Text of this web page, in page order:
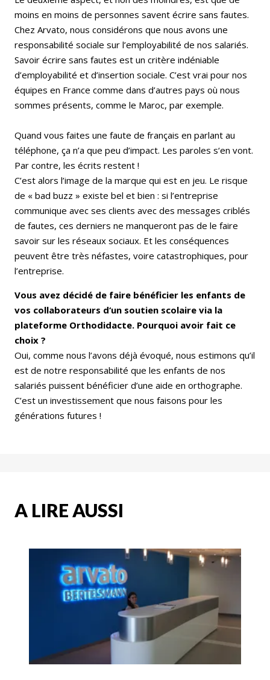
moins en moins de personnes savent écrire sans fautes.
Chez Arvato, nous considérons que nous avons une
responsabilité sociale sur l’employabilité de nos salariés.
Savoir écrire sans fautes est un critère indéniable
d’employabilité et d’insertion sociale. C’est vrai pour nos
équipes en France comme dans d’autres pays où nous
sommes présents, comme le Maroc, par exemple.
Quand vous faites une faute de français en parlant au
téléphone, ça n’a que peu d’impact. Les paroles s‘en vont.
Par contre, les écrits restent !
C’est alors l’image de la marque qui est en jeu. Le risque
de « bad buzz » existe bel et bien : si l’entreprise
communique avec ses clients avec des messages criblés
de fautes, ces derniers ne manqueront pas de le faire
savoir sur les réseaux sociaux. Et les conséquences
peuvent être très néfastes, voire catastrophiques, pour
l’entreprise.
Vous avez décidé de faire bénéficier les enfants de
vos collaborateurs d‘un soutien scolaire via la
plateforme Orthodidacte. Pourquoi avoir fait ce
choix ?
Oui, comme nous l’avons déjà évoqué, nous estimons qu’il
est de notre responsabilité que les enfants de nos
salariés puissent bénéficier d’une aide en orthographe.
C’est un investissement que nous faisons pour les
générations futures !
A LIRE AUSSI